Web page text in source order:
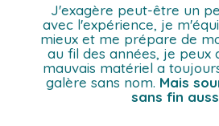
J'exagère peut-être un
avec l'expérience, je
mieux et me prépare de
au fil des années, je peux
mauvais matériel a
galère sans nom. Mais
sans fin